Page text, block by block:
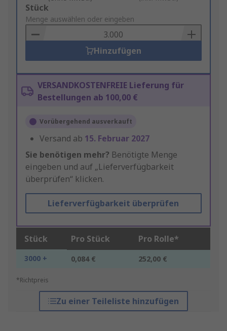
Add
to
Basket
Stück
Menge auswählen oder eingeben
Hinzufügen
VERSANDKOSTENFREIE Lieferung für
Bestellungen ab 100,00 €
Vorübergehend ausverkauft
Versand ab 15. Februar 2027
Sie benötigen mehr? Benötigte Menge
eingeben und auf „Lieferverfügbarkeit
überprüfen“ klicken.
Lieferverfügbarkeit überprüfen
Stück Pro Stück Pro Rolle*
3000 + 0,084 € 252,00 €
*Richtpreis
Zu einer Teileliste hinzufügen